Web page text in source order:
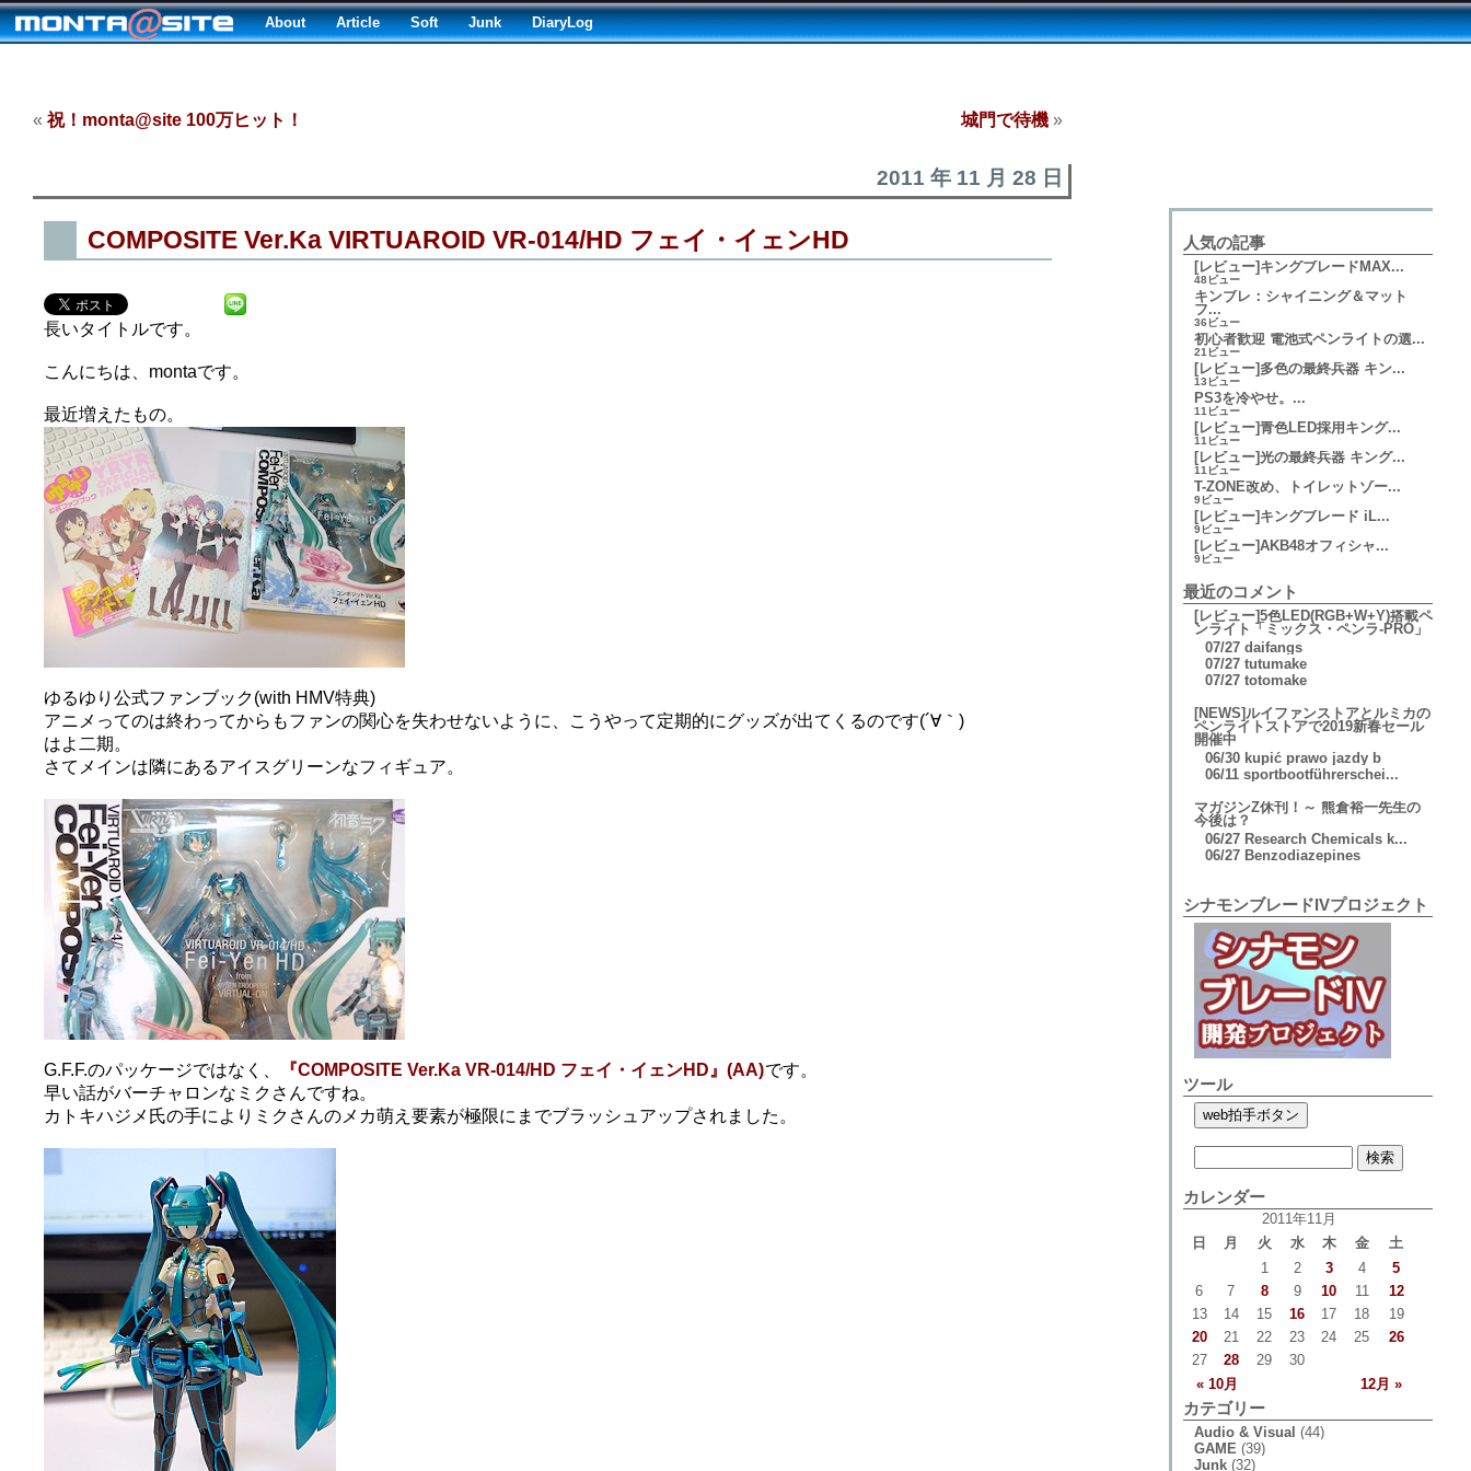
About Article Soft Junk DiaryLog
«祝！monta@site 100万ヒット！ 城門で待機»
2011 年 11 月 28 日
COMPOSITE Ver.Ka VIRTUAROID VR-014/HD フェイ・イェンHD
長いタイトルです。
こんにちは、montaです。
最近増えたもの。
ゆるゆり公式ファンブック(with HMV特典)
アニメってのは終わってからもファンの関心を失わせないように、こうやって定期的にグッズが出てくるのです(´∀｀)
はよ二期。
さてメインは隣にあるアイスグリーンなフィギュア。
G.F.F.のパッケージではなく、 『COMPOSITE Ver.Ka VR-014/HD フェイ・イェンHD』(AA)です。
早い話がバーチャロンなミクさんですね。
カトキハジメ氏の手によりミクさんのメカ萌え要素が極限にまでブラッシュアップされました。
人気の記事
[レビュー]キングブレードMAX...
48ビュー
キンブレ：シャイニング＆マット
フ...
36ビュー
初心者歓迎 電池式ペンライトの選...
21ビュー
[レビュー]多色の最終兵器 キン...
13ビュー
PS3を冷やせ。...
11ビュー
[レビュー]青色LED採用キング...
11ビュー
[レビュー]光の最終兵器 キング...
11ビュー
T-ZONE改め、トイレットゾー...
9ビュー
[レビュー]キングブレード iL...
9ビュー
[レビュー]AKB48オフィシャ...
9ビュー
最近のコメント
[レビュー]5色LED(RGB+W+Y)搭載ペ
ンライト「ミックス・ペンラ-PRO」
07/27 daifangs
07/27 tutumake
07/27 totomake
[NEWS]ルイファンストアとルミカの
ペンライトストアで2019新春セール
開催中
06/30 kupić prawo jazdy b
06/11 sportbootführerschei...
マガジンZ休刊！～ 熊倉裕一先生の
今後は？
06/27 Research Chemicals k...
06/27 Benzodiazepines
シナモンブレードIVプロジェクト
ツール
カレンダー
2011年11月
日
月 火 水 木 金 土
« 10月 12月 »
1 2 3 4
5
6
7 8 9 10 11
12
13
14 15 16 17 18
19
20
21 22 23 24 25
26
27
28 29 30
カテゴリー
Audio & Visual (44)
GAME (39)
Junk(32)